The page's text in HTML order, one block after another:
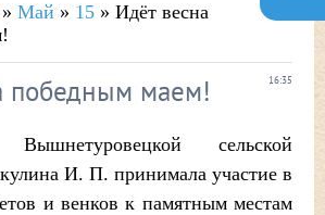
» Май » 15 » Идёт весна
16:35
победным маем!
Вышнетуровецкой сельской
И. П. принимала участие в
и венков к памятным местам